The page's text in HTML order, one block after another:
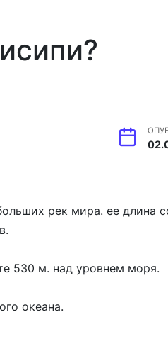
рек мира. ее длина
530 м. над уровнем моря.
океана.